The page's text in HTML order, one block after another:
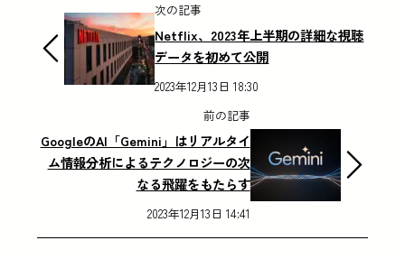
次の記事
Netflix、2023年上半期の詳細な視聴
データを初めて公開
2023年12月13日 18:30
前の記事
GoogleのAI「Gemini」はリアルタイ
ム情報分析によるテクノロジーの次
なる飛躍をもたらす
2023年12月13日 14:41